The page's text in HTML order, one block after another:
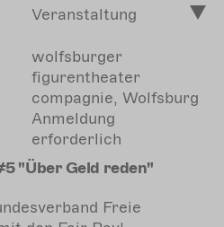
Veranstaltung
wolfsburger
figurentheater
compagnie, Wolfsburg
Anmeldung
erforderlich
"Über Geld reden"
Freie